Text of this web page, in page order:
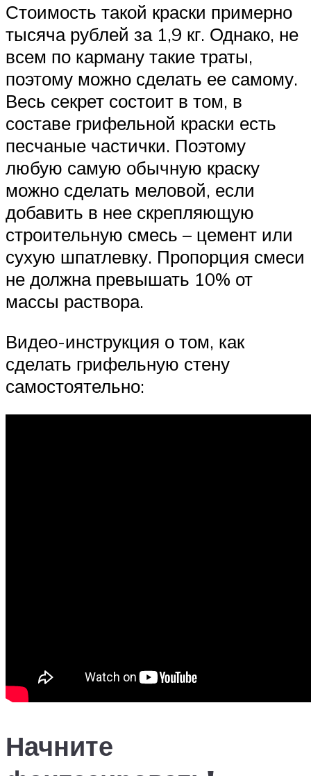
Стоимость такой краски примерно
тысяча рублей за 1,9 кг. Однако, не
всем по карману такие траты,
поэтому можно сделать ее самому.
Весь секрет состоит в том, в
составе грифельной краски есть
песчаные частички. Поэтому
любую самую обычную краску
можно сделать меловой, если
добавить в нее скрепляющую
строительную смесь – цемент или
сухую шпатлевку. Пропорция смеси
не должна превышать 10% от
массы раствора.
Видео-инструкция о том, как
сделать грифельную стену
самостоятельно:
Начните